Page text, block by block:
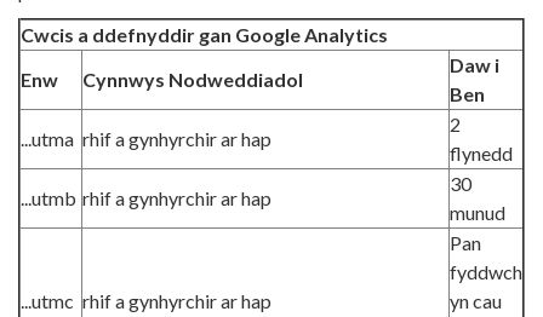
Cwcis a ddefnyddir gan Google Analytics
Enw
Cynnwys Nodweddiadol
Daw i
Ben
...utma rhif a gynhyrchir ar hap
2
flynedd
...utmb rhif a gynhyrchir ar hap
30
munud
...utmc rhif a gynhyrchir ar hap
Pan
fyddwch
yn cau